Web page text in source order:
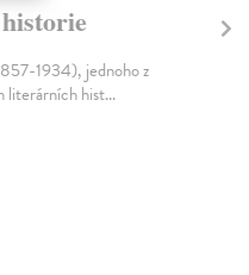
východu
Seznamuje čt...